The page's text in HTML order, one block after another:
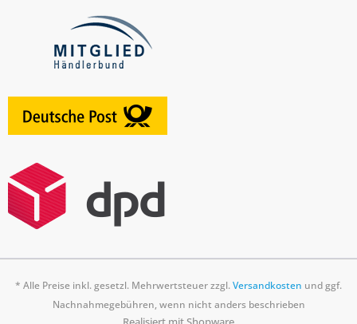
* Alle Preise inkl. gesetzl. Mehrwertsteuer zzgl.Versandkosten und ggf.
Nachnahmegebühren, wenn nicht anders beschrieben